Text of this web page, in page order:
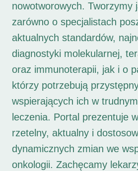
nowotworowych. Tworzymy
zarówno o specjalistach
aktualnych standardów,
diagnostyki molekularnej,
oraz immunoterapii, jak i o
którzy potrzebują
wspierających ich w
leczenia. Portal prezentuje
rzetelny, aktualny i
dynamicznych zmian we
onkologii. Zachęcamy